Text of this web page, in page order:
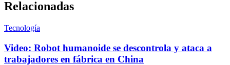
Relacionadas
Tecnología
Video: Robot humanoide se descontrola y ataca a
trabajadores en fábrica en China